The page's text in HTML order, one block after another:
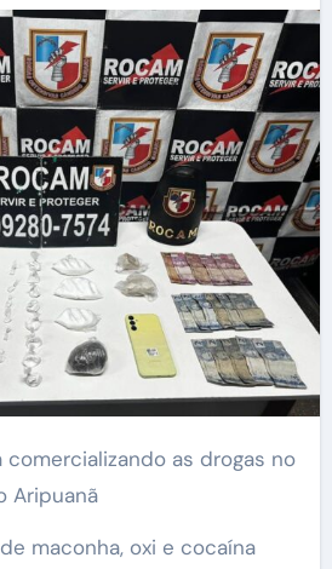
Aripuanã
maconha, oxi e cocaína